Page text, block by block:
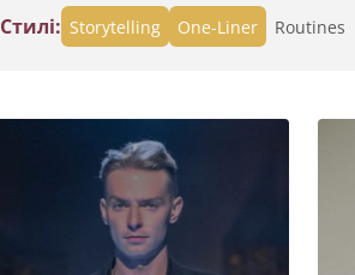
Стилі: Storytelling One-Liner Routines